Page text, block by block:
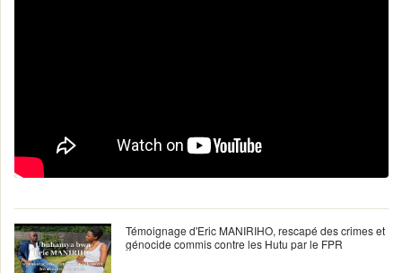
Témoignage d'Eric MANIRIHO, rescapé des crimes et
génocide commis contre les Hutu par le FPR